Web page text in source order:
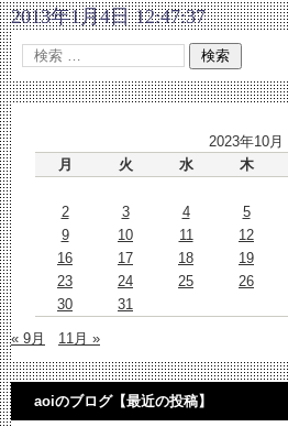
2013年1月4日 12:47:37
2023年10月
月
火 水 木
2
3 4 5
9
10 11 12
16
17 18 19
23
24 25 26
30
31
« 9月 11月 »
aoiのブログ【最近の投稿】